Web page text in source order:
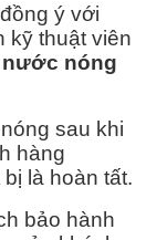
ý với
kỹ thuật viên
nóng
sau khi
hàng
là hoàn tất.
bảo hành